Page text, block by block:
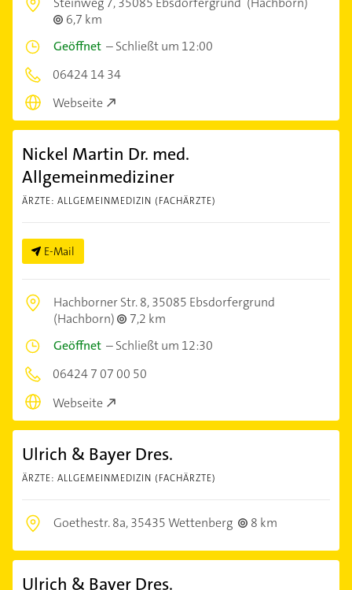
6,7 km
Geöffnet –Schließt um 12:00
06424 14 34
Webseite
Nickel Martin Dr. med.
Allgemeinmediziner
ÄRZTE: ALLGEMEINMEDIZIN (FACHÄRZTE)
E-Mail
Hachborner Str. 8,35085 Ebsdorfergrund
(Hachborn)
7,2 km
Geöffnet –Schließt um 12:30
06424 7 07 00 50
Webseite
Ulrich & Bayer Dres.
ÄRZTE: ALLGEMEINMEDIZIN (FACHÄRZTE)
Goethestr. 8a,35435 Wettenberg 8 km
Ulrich & Bayer Dres.